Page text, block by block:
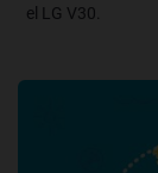
el LG V30.